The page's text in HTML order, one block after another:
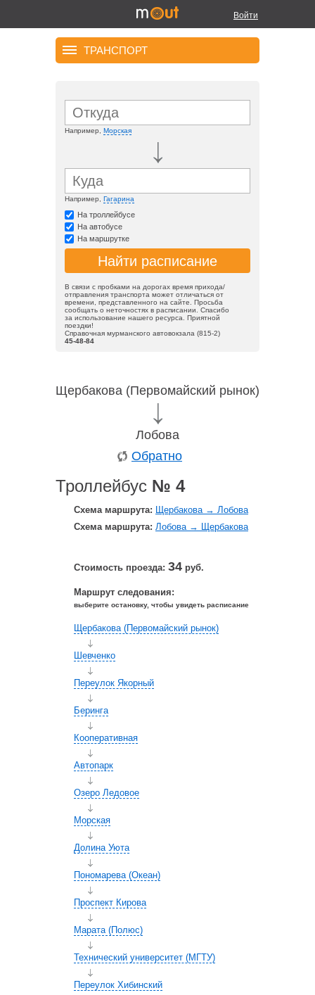
Войти
ТРАНСПОРТ
Например, Морская
Например, Гагарина
На троллейбусе
На автобусе
На маршрутке
В связи с пробками на дорогах время прихода/
отправления транспорта может отличаться от
времени, представленного на сайте. Просьба
сообщать о неточностях в расписании. Спасибо
за использование нашего ресурса. Приятной
поездки!
Справочная мурманского автовокзала (815-2)
45-48-84
Щербакова (Первомайский рынок)
Лобова
Обратно
Троллейбус № 4
Схема маршрута: Щербакова → Лобова
Схема маршрута: Лобова → Щербакова
Стоимость проезда: 34 руб.
Маршрут следования:
выберите остановку, чтобы увидеть расписание
Щербакова (Первомайский рынок)
Шевченко
Переулок Якорный
Беринга
Кооперативная
Автопарк
Озеро Ледовое
Морская
Долина Уюта
Пономарева (Океан)
Проспект Кирова
Марата (Полюс)
Технический университет (МГТУ)
Переулок Хибинский